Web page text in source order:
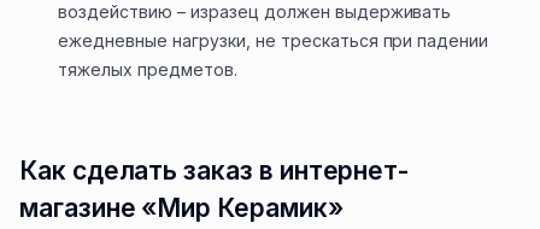
воздействию – изразец должен выдерживать
ежедневные нагрузки, не трескаться при падении
тяжелых предметов.
Как сделать заказ в интернет-
магазине «Мир Керамик»